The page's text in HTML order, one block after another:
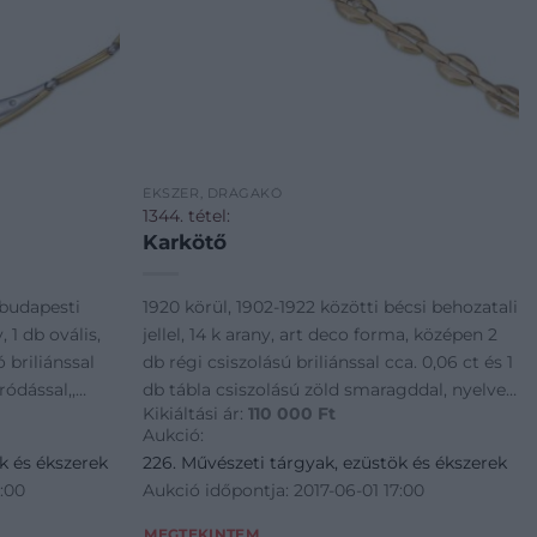
1 db ovális,
briliánssal
és ékszerek
ÉKSZER, DRÁGAKŐ
1344. tétel:
Karkötő
1920 körül, 1902-1922 közötti bécsi behozatali
jellel, 14 k arany, art deco forma, középen 2
db régi csiszolású briliánssal cca. 0,06 ct és 1
db tábla csiszolású zöld smaragddal, nyelves,
záródással, biztonsági nyolcasokkal, kis
sérüléssel, 11,6 g, h: 17
Kikiáltási ár:110 000 Ft
Aukció:
226. Művészeti tárgyak, ezüstök és ékszerek
Aukció időpontja: 2017-06-01 17:00